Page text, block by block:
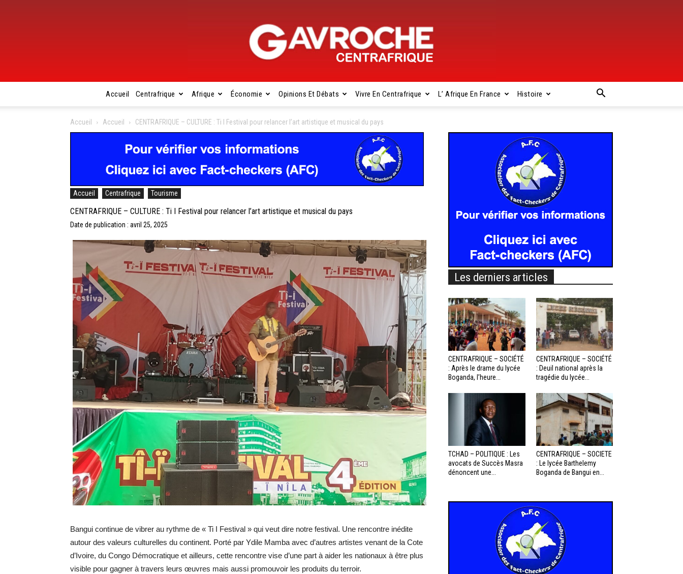
Centrafrique
Accueil Centrafrique Afrique Économie Opinions Et Débats Vivre En Centrafrique L’ Afrique En France Histoire
Accueil Accueil CENTRAFRIQUE – CULTURE : Ti I Festival pour relancer l’art artistique et musical du pays
Accueil Centrafrique Tourisme
CENTRAFRIQUE – CULTURE : Ti I Festival pour relancer l’art artistique et musical du pays
Date de publication : avril 25, 2025
Bangui continue de vibrer au rythme de « Ti I Festival » qui veut dire notre festival. Une rencontre inédite
autour des valeurs culturelles du continent. Porté par Ydile Mamba avec d’autres artistes venant de la Cote
d’Ivoire, du Congo Démocratique et ailleurs, cette rencontre vise d’une part à aider les nationaux à être plus
visible pour gagner à travers leurs œuvres mais aussi promouvoir les produits du terroir.
Les derniers articles
CENTRAFRIQUE – SOCIÉTÉ
: Après le drame du lycée
Boganda, l’heure...
CENTRAFRIQUE – SOCIÉTÉ
: Deuil national après la
tragédie du lycée...
TCHAD – POLITIQUE : Les
avocats de Succès Masra
dénoncent une...
CENTRAFRIQUE – SOCIETE
: Le lycée Barthelemy
Boganda de Bangui en...